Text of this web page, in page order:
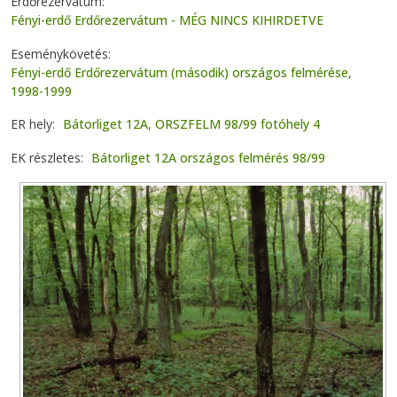
Fényi-erdő Erdőrezervátum - MÉG NINCS KIHIRDETVE
Eseménykövetés
Fényi-erdő Erdőrezervátum (második) országos felmérése,
1998-1999
ER hely
Bátorliget 12A, ORSZFELM 98/99 fotóhely 4
EK részletes
Bátorliget 12A országos felmérés 98/99